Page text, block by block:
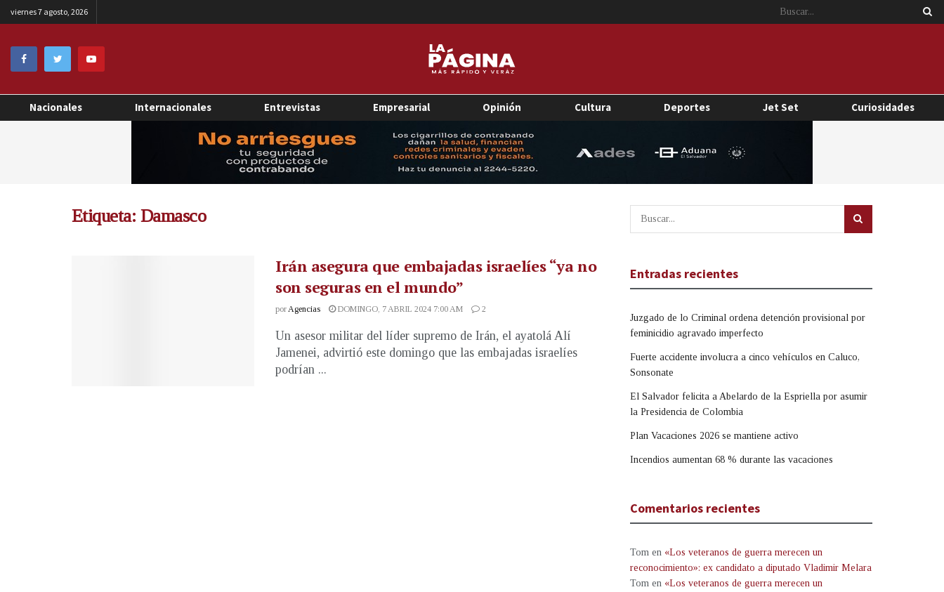
viernes 7 agosto, 2026
Nacionales Internacionales Entrevistas Empresarial Opinión Cultura Deportes Jet Set Curiosidades
Etiqueta: Damasco
Irán asegura que embajadas israelíes “ya no
son seguras en el mundo”
porAgencias DOMINGO, 7 ABRIL 2024 7:00 AM 2
Un asesor militar del líder supremo de Irán, el ayatolá Alí
Jamenei, advirtió este domingo que las embajadas israelíes
podrían ...
Entradas recientes
Juzgado de lo Criminal ordena detención provisional por
feminicidio agravado imperfecto
Fuerte accidente involucra a cinco vehículos en Caluco,
Sonsonate
El Salvador felicita a Abelardo de la Espriella por asumir
la Presidencia de Colombia
Plan Vacaciones 2026 se mantiene activo
Incendios aumentan 68 % durante las vacaciones
Comentarios recientes
Tom en «Los veteranos de guerra merecen un
reconocimiento»: ex candidato a diputado Vladimir Melara
Tom en «Los veteranos de guerra merecen un